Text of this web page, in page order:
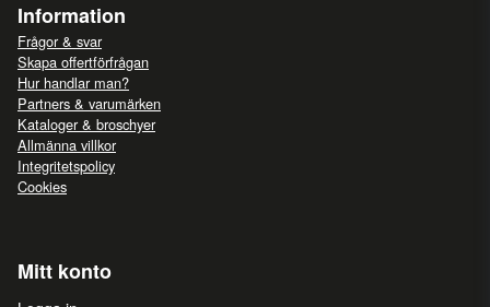
Information
Frågor & svar
Skapa offertförfrågan
Hur handlar man?
Partners & varumärken
Kataloger & broschyer
Allmänna villkor
Integritetspolicy
Cookies
Mitt konto